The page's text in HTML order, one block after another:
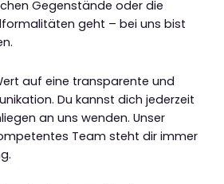
Gegenstände oder die
geht – bei uns bist
auf eine transparente und
Du kannst dich jederzeit
an uns wenden. Unser
Team steht dir immer